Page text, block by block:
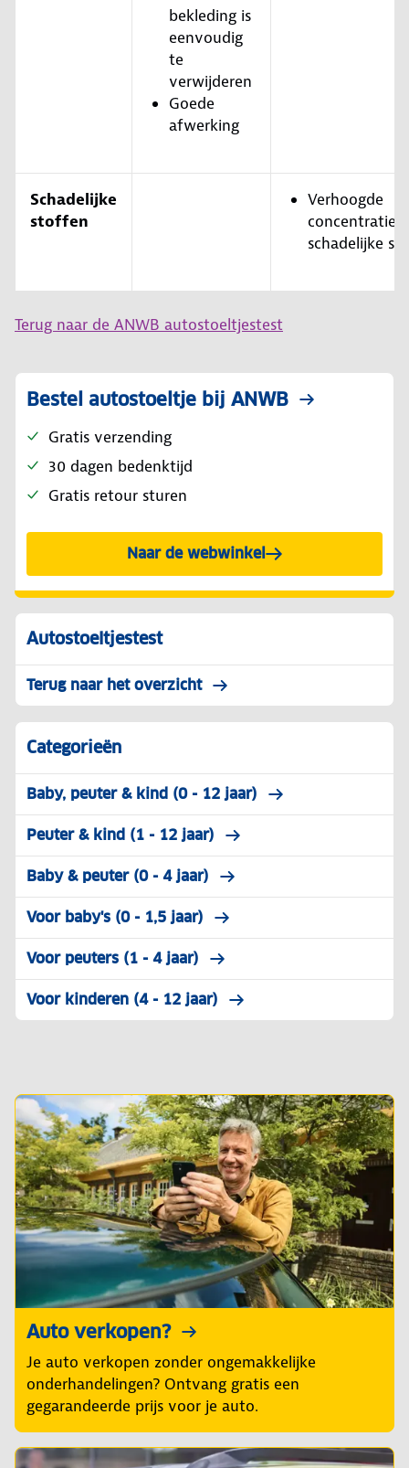
bekleding is
eenvoudig
te
verwijderen
Goede
afwerking
Schadelijke
stoffen
Verhoogde
concentratie
schadelijke
Terug naar de ANWB autostoeltjestest
Bestel autostoeltje bij ANWB
Gratis verzending
30 dagen bedenktijd
Gratis retour sturen
Naar de webwinkel
Autostoeltjestest
Terug naar het overzicht
Categorieën
Baby, peuter & kind (0 - 12 jaar)
Peuter & kind (1 - 12 jaar)
Baby & peuter (0 - 4 jaar)
Voor baby's (0 - 1,5 jaar)
Voor peuters (1 - 4 jaar)
Voor kinderen (4 - 12 jaar)
Auto verkopen?
Je auto verkopen zonder ongemakkelijke
onderhandelingen? Ontvang gratis een
gegarandeerde prijs voor je auto.